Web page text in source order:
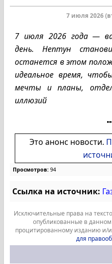
7 июля 2026
7 июля 2026 года —
день. Нептун
останется в этом
идеальное время,
мечты и планы,
иллюзий
Это анонс новости.
Просмотров: 94
Ссылка на источник:
Исключительные права на
опубликованные в
процитированному изданию и/
для